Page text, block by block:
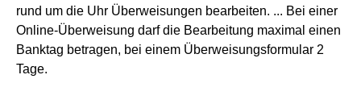
rund um die Uhr Überweisungen bearbeiten. ... Bei einer
Online-Überweisung darf die Bearbeitung maximal einen
Banktag betragen, bei einem Überweisungsformular 2
Tage.